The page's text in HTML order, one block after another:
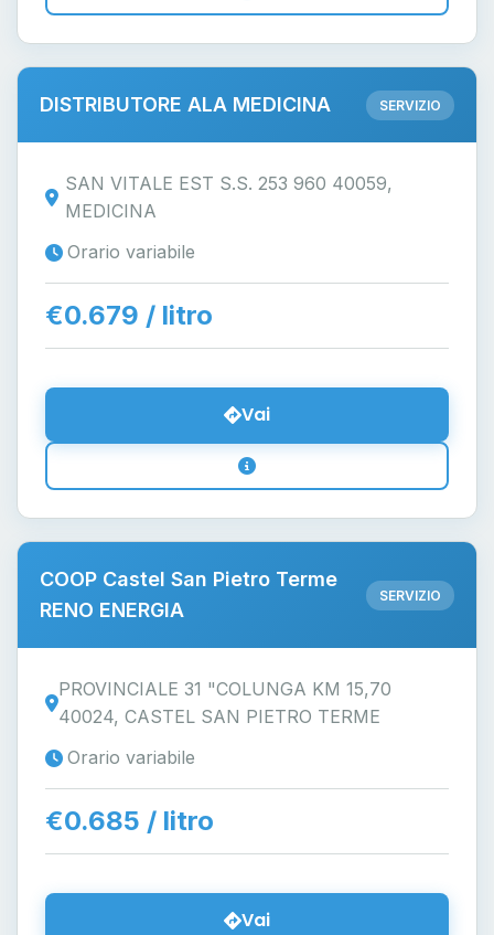
DISTRIBUTORE ALA MEDICINA SERVIZIO
SAN VITALE EST S.S. 253 960 40059,
MEDICINA
Orario variabile
€0.679 / litro
Vai
COOP Castel San Pietro Terme
RENO ENERGIA
SERVIZIO
PROVINCIALE 31 "COLUNGA KM 15,70
40024, CASTEL SAN PIETRO TERME
Orario variabile
€0.685 / litro
Vai